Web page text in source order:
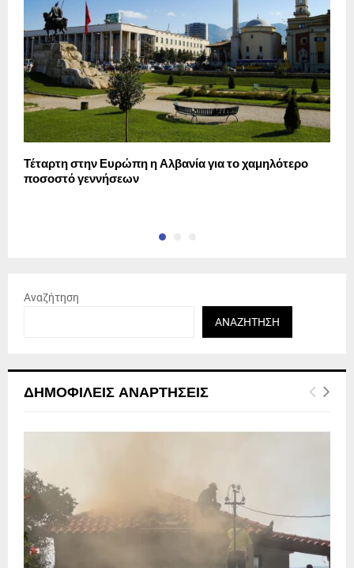
Τέταρτη στην Ευρώπη η Αλβανία για το χαμηλότερο
ποσοστό γεννήσεων
Αναζήτηση
ΑΝΑΖΉΤΗΣΗ
ΔΗΜΟΦΙΛΕΊΣ ΑΝΑΡΤΉΣΕΙΣ